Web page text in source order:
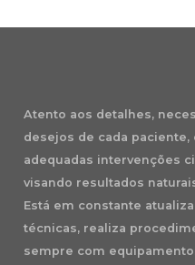
Atento aos detalhes,
desejos de cada
adequadas intervenções
visando resultados
Está em constante
técnicas, realiza
sempre com